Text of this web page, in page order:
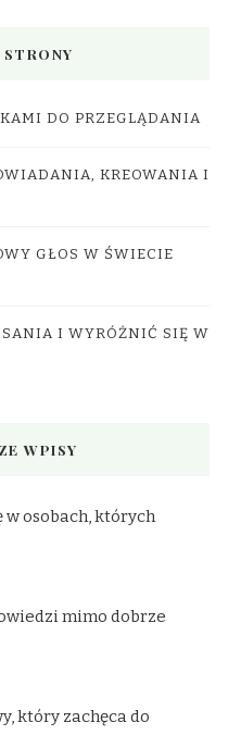
DO PRZEGLĄDANIA
KREOWANIA I
GŁOS W ŚWIECIE
I WYRÓŻNIĆ SIĘ W
WPISY
w osobach, których
mimo dobrze
który zachęca do